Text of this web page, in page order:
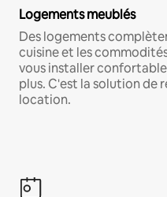
Logements meublés
Des logements
cuisine et les
vous installer
plus. C'est la solution de
location.